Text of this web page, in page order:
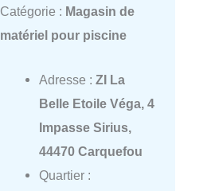
Catégorie : Magasin de
matériel pour piscine
Adresse : ZI La
Belle Etoile Véga, 4
Impasse Sirius,
44470 Carquefou
Quartier :